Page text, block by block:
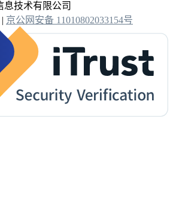
息技术有限公司
| 京公网安备 11010802033154号